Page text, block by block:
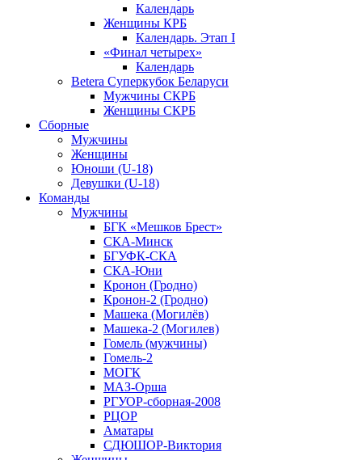
Календарь
Женщины КРБ
Календарь. Этап I
«Финал четырех»
Календарь
Betera Суперкубок Беларуси
Мужчины СКРБ
Женщины СКРБ
Сборные
Мужчины
Женщины
Юноши (U-18)
Девушки (U-18)
Команды
Мужчины
БГК «Мешков Брест»
СКА-Минск
БГУФК-СКА
СКА-Юни
Кронон (Гродно)
Кронон-2 (Гродно)
Машека (Могилёв)
Машека-2 (Могилев)
Гомель (мужчины)
Гомель-2
МОГК
МАЗ-Орша
РГУОР-сборная-2008
РЦОР
Аматары
СДЮШОР-Виктория